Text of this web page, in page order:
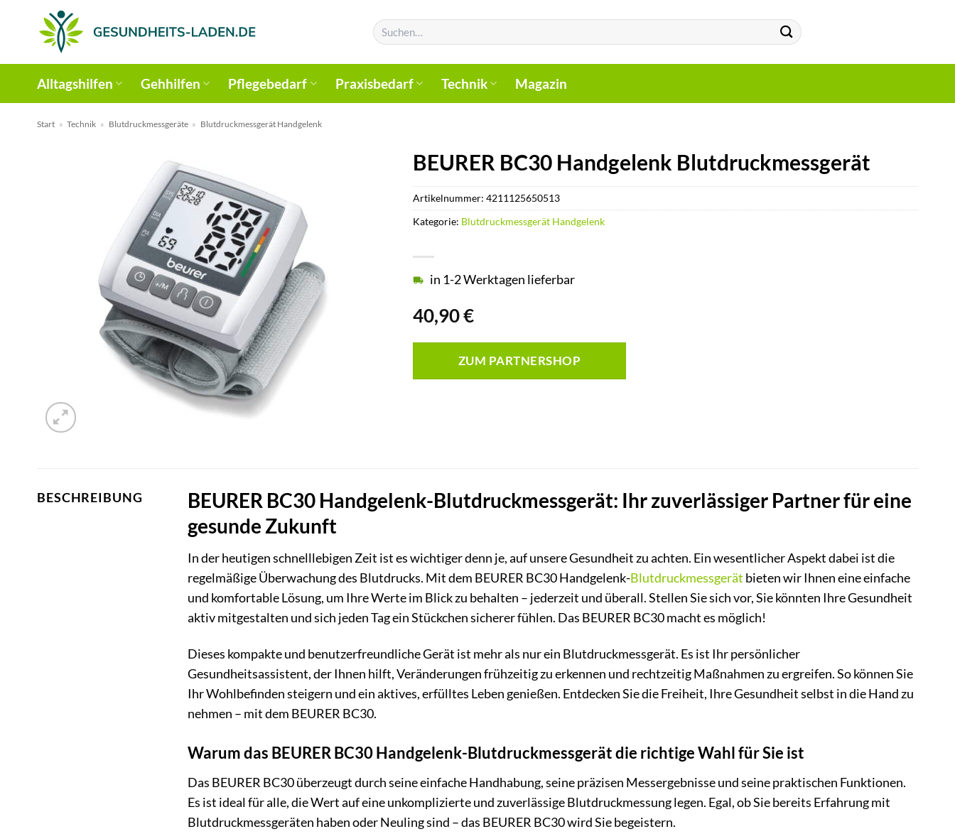
Suchen
nach:
Alltagshilfen Gehhilfen Pflegebedarf Praxisbedarf Technik Magazin
Start » Technik » Blutdruckmessgeräte » Blutdruckmessgerät Handgelenk
BEURER BC30 Handgelenk Blutdruckmessgerät
40,90€
in 1-2 Werktagen lieferbar
ZUM PARTNERSHOP
Artikelnummer:4211125650513
Kategorie: Blutdruckmessgerät Handgelenk
BESCHREIBUNG
BEURER BC30 Handgelenk-Blutdruckmessgerät: Ihr zuverlässiger Partner für eine
gesunde Zukunft
In der heutigen schnelllebigen Zeit ist es wichtiger denn je, auf unsere Gesundheit zu achten. Ein wesentlicher Aspekt dabei ist die
regelmäßige Überwachung des Blutdrucks. Mit dem BEURER BC30 Handgelenk-Blutdruckmessgerät bieten wir Ihnen eine einfache
und komfortable Lösung, um Ihre Werte im Blick zu behalten – jederzeit und überall. Stellen Sie sich vor, Sie könnten Ihre Gesundheit
aktiv mitgestalten und sich jeden Tag ein Stückchen sicherer fühlen. Das BEURER BC30 macht es möglich!
Dieses kompakte und benutzerfreundliche Gerät ist mehr als nur ein Blutdruckmessgerät. Es ist Ihr persönlicher
Gesundheitsassistent, der Ihnen hilft, Veränderungen frühzeitig zu erkennen und rechtzeitig Maßnahmen zu ergreifen. So können Sie
Ihr Wohlbefinden steigern und ein aktives, erfülltes Leben genießen. Entdecken Sie die Freiheit, Ihre Gesundheit selbst in die Hand zu
nehmen – mit dem BEURER BC30.
Warum das BEURER BC30 Handgelenk-Blutdruckmessgerät die richtige Wahl für Sie ist
Das BEURER BC30 überzeugt durch seine einfache Handhabung, seine präzisen Messergebnisse und seine praktischen Funktionen.
Es ist ideal für alle, die Wert auf eine unkomplizierte und zuverlässige Blutdruckmessung legen. Egal, ob Sie bereits Erfahrung mit
Blutdruckmessgeräten haben oder Neuling sind – das BEURER BC30 wird Sie begeistern.